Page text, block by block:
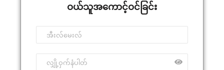
ဝယ်သူအကောင့်ဝင်ခြင်း